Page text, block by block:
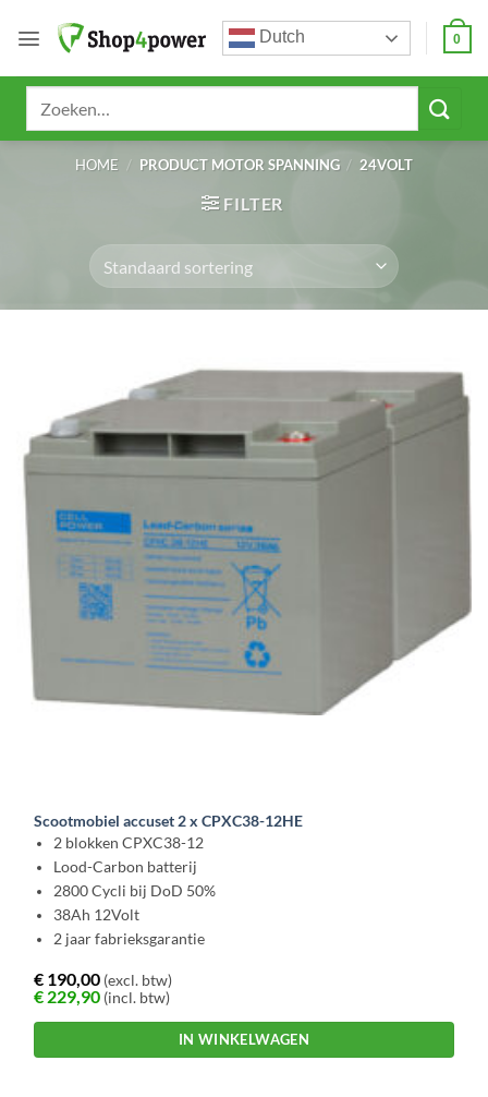
naar
Dutch 0
HOME / PRODUCT MOTOR SPANNING / 24VOLT
FILTER
Scootmobiel accuset 2 x CPXC38-12HE
2 blokken CPXC38-12
Lood-Carbon batterij
2800 Cycli bij DoD 50%
38Ah 12Volt
2 jaar fabrieksgarantie
€ 190,00 (excl. btw)
€ 229,90 (incl. btw)
IN WINKELWAGEN